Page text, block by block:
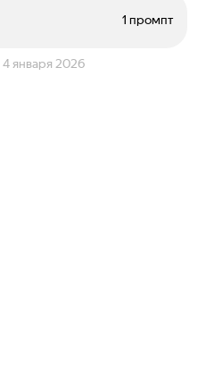
1 промпт
4 января 2026